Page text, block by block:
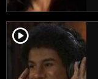
player2